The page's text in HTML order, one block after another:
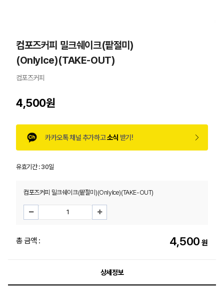
컴포즈커피 밀크쉐이크(팥절미)
(OnlyIce)(TAKE-OUT)
컴포즈커피
4,500원
카카오톡 채널 추가하고소식 받기!
유효기간 :30일
컴포즈커피 밀크쉐이크(팥절미)(OnlyIce)(TAKE-OUT)
총 금액 : 4,500 원
상세정보